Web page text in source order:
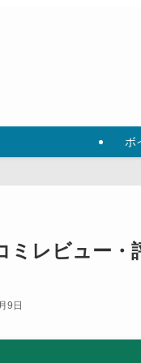
ボ
ミレビュー
9日